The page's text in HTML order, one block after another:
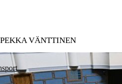
VÄNTTINEN